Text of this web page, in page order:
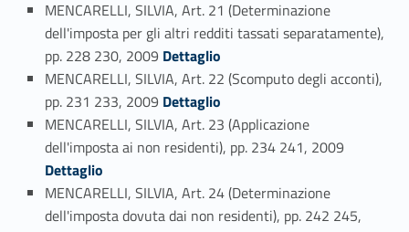
MENCARELLI, SILVIA, Art. 21 (Determinazione
dell'imposta per gli altri redditi tassati separatamente),
pp. 228 230, 2009 Link identifier #identifier_person_23786-76
Dettaglio
MENCARELLI, SILVIA, Art. 22 (Scomputo degli acconti),
pp. 231 233, 2009 Link identifier #identifier_person_179054-77
Dettaglio
MENCARELLI, SILVIA, Art. 23 (Applicazione
dell'imposta ai non residenti), pp. 234 241, 2009
Dettaglio
MENCARELLI, SILVIA, Art. 24 (Determinazione
dell'imposta dovuta dai non residenti), pp. 242 245,